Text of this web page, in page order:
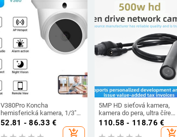
V380Pro Koncha
hemisferická kamera, 1/3″
senzor, 5V napájanie,
vnútorné použitie, 10m IR
52.81 - 86.33 €
add_shopping_cart
5MP HD sieťová kamera,
kamera do pera, ultra číre
vnútorné sledovanie
110.58 - 118.76 €
add_shopping_cart